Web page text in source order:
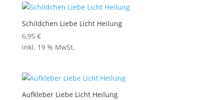
Schildchen Liebe Licht Heilung
6,95 €
inkl. 19 % MwSt.
Aufkleber Liebe Licht Heilung